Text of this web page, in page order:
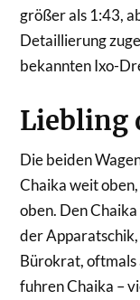
größer als 1:43,
Detaillierung
bekannten Ixo-
Liebling
Die beiden
Chaika weit
oben. Den
der
Bürokrat, oftmals
fuhren Chaika –